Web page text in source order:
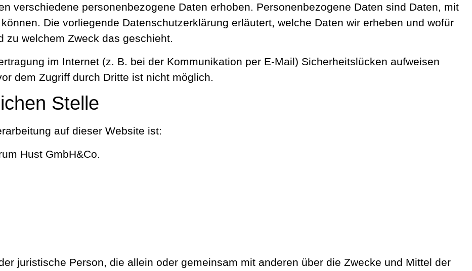
verschiedene personenbezogene Daten erhoben. Personenbezogene Daten sind Daten, mit
Die vorliegende Datenschutzerklärung erläutert, welche Daten wir erheben und wofür
zu welchem Zweck das geschieht.
im Internet (z. B. bei der Kommunikation per E-Mail) Sicherheitslücken aufweisen
dem Zugriff durch Dritte ist nicht möglich.
Stelle
auf dieser Website ist:
Hust GmbH&Co.
juristische Person, die allein oder gemeinsam mit anderen über die Zwecke und Mittel der